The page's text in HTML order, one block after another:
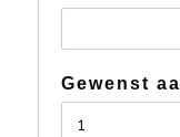
Gewenst